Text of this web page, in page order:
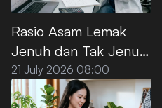
Rasio Asam Lemak
Jenuh dan Tak Jenuh
pada Minyak Sawit
Premium
21 July 2026 08:00